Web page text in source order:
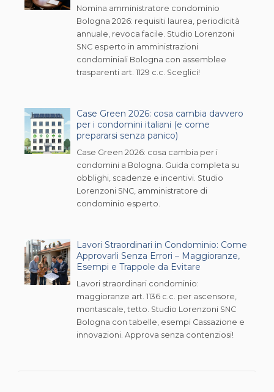
Nomina amministratore condominio
Bologna 2026: requisiti laurea, periodicità
annuale, revoca facile. Studio Lorenzoni
SNC esperto in amministrazioni
condominiali Bologna con assemblee
trasparenti art. 1129 c.c. Sceglici!
Case Green 2026: cosa cambia davvero
per i condomini italiani (e come
prepararsi senza panico)
Case Green 2026: cosa cambia per i
condomini a Bologna. Guida completa su
obblighi, scadenze e incentivi. Studio
Lorenzoni SNC, amministratore di
condominio esperto.
Lavori Straordinari in Condominio: Come
Approvarli Senza Errori – Maggioranze,
Esempi e Trappole da Evitare
Lavori straordinari condominio:
maggioranze art. 1136 c.c. per ascensore,
montascale, tetto. Studio Lorenzoni SNC
Bologna con tabelle, esempi Cassazione e
innovazioni. Approva senza contenziosi!